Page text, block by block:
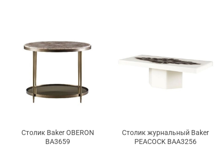
Столик Baker OBERON
BA3659
Столик журнальный Baker
PEACOCK BAA3256